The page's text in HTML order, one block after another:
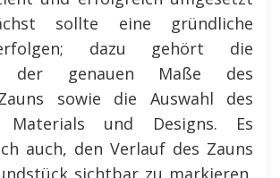
sollte eine gründliche
dazu gehört die
der genauen Maße des
sowie die Auswahl des
Materials und Designs. Es
auch, den Verlauf des Zauns
sichtbar zu markieren,